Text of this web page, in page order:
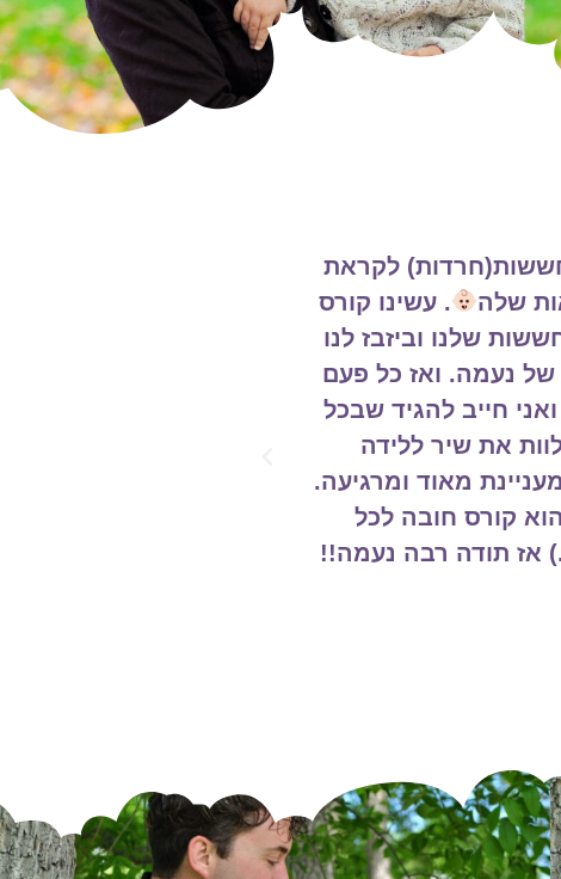
מלא בבגדים קטנים
אווט על הרגע הזה–
למתוח קו בין הרגע
להתכוונן, אחד
הראשונות יחד,
מה נצטרך
הוא מתגלגל
הזה. עבורינו אלו